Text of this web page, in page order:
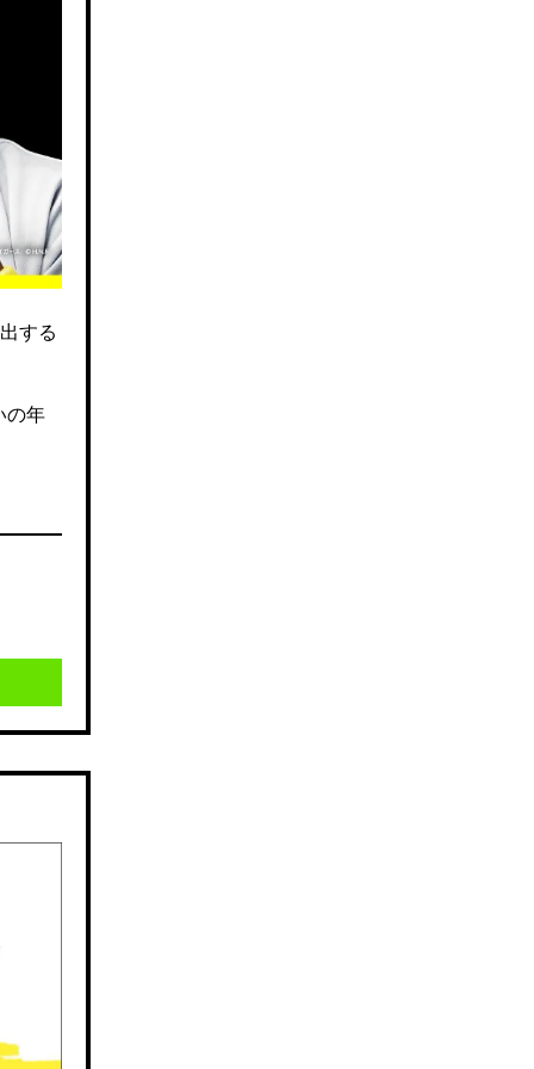
する
の年